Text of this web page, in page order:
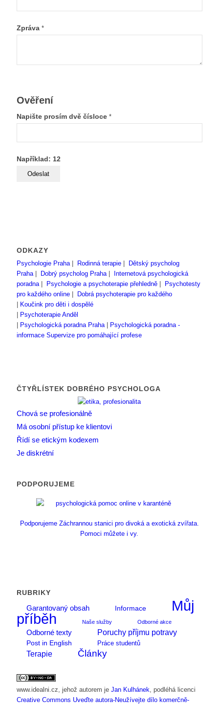
Zpráva *
Ověření
Napište prosím dvě čísloce *
Například: 12
ODKAZY
Psychologie Praha| Rodinná terapie|
Dětský psycholog
Praha| Dobrý psycholog Praha|
Internetová psychologická
poradna| Psychologie a psychoterapie přehledně|
Psychotesty
pro každého online|
Dobrá psychoterapie pro každého
Koučink pro děti i dospělé
Psychoterapie Anděl
Psychologická poradna Praha|
Psychologická poradna -
informace Supervize pro pomáhající profese
ČTYŘLÍSTEK DOBRÉHO PSYCHOLOGA
Chová se profesionálně
Má osobní přístup ke klientovi
Řídí se etickým kodexem
Je diskrétní
PODPORUJEME
Podporujeme Záchrannou stanici pro divoká a exotická zvířata.
Pomoci můžete i vy.
RUBRIKY
Garantovaný obsah
Informace
Můj
příběh
Naše služby Odborné akce
Odborné texty Poruchy příjmu potravy
Post in English Práce studentů
Terapie Články
www.idealni.cz , jehož autorem je Jan Kulhánek , podléhá licenci
Creative Commons Uveďte autora-Neužívejte dílo komerčně-